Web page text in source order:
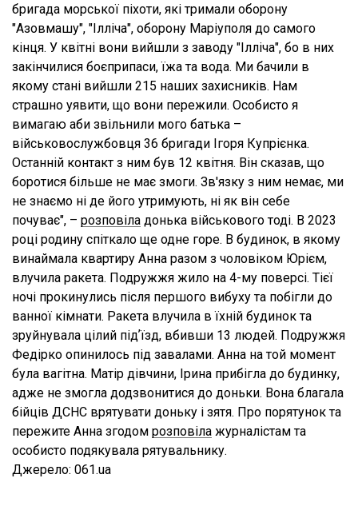
бригада морської піхоти, які тримали оборону
"Азовмашу", "Ілліча", оборону Маріуполя до самого
кінця. У квітні вони вийшли з заводу "Ілліча", бо в них
закінчилися боєприпаси, їжа та вода. Ми бачили в
якому стані вийшли 215 наших захисників. Нам
страшно уявити, що вони пережили. Особисто я
вимагаю аби звільнили мого батька –
військовослужбовця 36 бригади Ігоря Купрієнка.
Останній контакт з ним був 12 квітня. Він сказав, що
боротися більше не має змоги. Зв'язку з ним немає, ми
не знаємо ні де його утримують, ні як він себе
почуває", – розповіла донька військового тоді. В 2023
році родину спіткало ще одне горе. В будинок, в якому
винаймала квартиру Анна разом з чоловіком Юрієм,
влучила ракета. Подружжя жило на 4-му поверсі. Тієї
ночі прокинулись після першого вибуху та побігли до
ванної кімнати. Ракета влучила в їхній будинок та
зруйнувала цілий підʼїзд, вбивши 13 людей. Подружжя
Федірко опинилось під завалами. Анна на той момент
була вагітна. Матір дівчини, Ірина прибігла до будинку,
адже не змогла додзвонитися до доньки. Вона благала
бійців ДСНС врятувати доньку і зятя. Про порятунок та
пережите Анна згодом розповіла журналістам та
особисто подякувала рятувальнику.
Джерело: 061.ua